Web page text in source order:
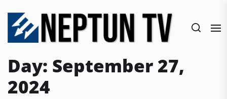
content
Day: September 27,
2024